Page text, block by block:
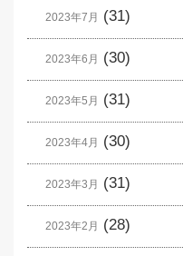
2023年7月 (31)
2023年6月 (30)
2023年5月 (31)
2023年4月 (30)
2023年3月 (31)
2023年2月 (28)